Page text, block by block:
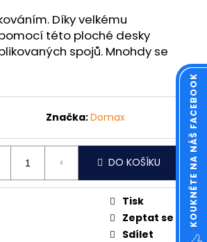
Díky velkému
této ploché desky
spojů. Mnohdy se
Značka:Domax
DO KOŠÍKU
Tisk
Zeptat se
Sdílet
KOUKNĚTE NA NÁŠ FACEBOOK